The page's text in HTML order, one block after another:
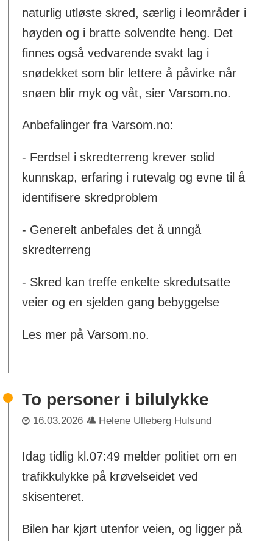
naturlig utløste skred, særlig i leområder i
høyden og i bratte solvendte heng. Det
finnes også vedvarende svakt lag i
snødekket som blir lettere å påvirke når
snøen blir myk og våt, sier Varsom.no.
Anbefalinger fra Varsom.no:
- Ferdsel i skredterreng krever solid
kunnskap, erfaring i rutevalg og evne til å
identifisere skredproblem
- Generelt anbefales det å unngå
skredterreng
- Skred kan treffe enkelte skredutsatte
veier og en sjelden gang bebyggelse
Les mer på Varsom.no.
To personer i bilulykke
16.03.2026 Helene Ulleberg Hulsund
Idag tidlig kl.07:49 melder politiet om en
trafikkulykke på krøvelseidet ved
skisenteret.
Bilen har kjørt utenfor veien, og ligger på